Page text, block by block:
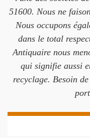
51600. Nous ne
Nous occupons
dans le total
Antiquaire nous
qui signifie aussi
recyclage. Besoin